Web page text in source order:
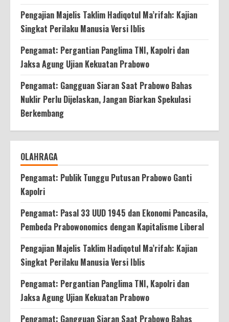
Pengajian Majelis Taklim Hadiqotul Ma’rifah: Kajian
Singkat Perilaku Manusia Versi Iblis
Pengamat: Pergantian Panglima TNI, Kapolri dan
Jaksa Agung Ujian Kekuatan Prabowo
Pengamat: Gangguan Siaran Saat Prabowo Bahas
Nuklir Perlu Dijelaskan, Jangan Biarkan Spekulasi
Berkembang
OLAHRAGA
Pengamat: Publik Tunggu Putusan Prabowo Ganti
Kapolri
Pengamat: Pasal 33 UUD 1945 dan Ekonomi Pancasila,
Pembeda Prabowonomics dengan Kapitalisme Liberal
Pengajian Majelis Taklim Hadiqotul Ma’rifah: Kajian
Singkat Perilaku Manusia Versi Iblis
Pengamat: Pergantian Panglima TNI, Kapolri dan
Jaksa Agung Ujian Kekuatan Prabowo
Pengamat: Gangguan Siaran Saat Prabowo Bahas